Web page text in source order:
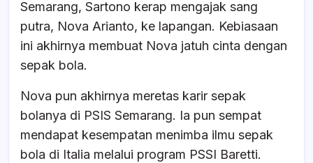
Semarang, Sartono kerap mengajak sang
putra, Nova Arianto, ke lapangan. Kebiasaan
ini akhirnya membuat Nova jatuh cinta dengan
sepak bola.
Nova pun akhirnya meretas karir sepak
bolanya di PSIS Semarang. Ia pun sempat
mendapat kesempatan menimba ilmu sepak
bola di Italia melalui program PSSI Baretti.